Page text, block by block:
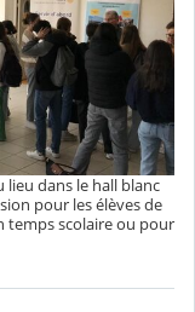
lieu dans le hall blanc
pour les élèves de
temps scolaire ou pour